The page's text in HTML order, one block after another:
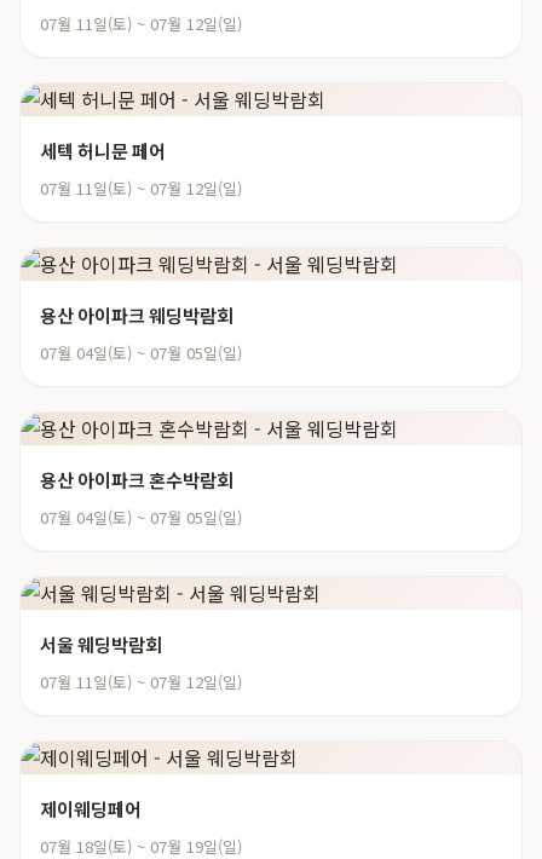
07월 11일(토) ~ 07월 12일(일)
세텍 허니문 페어
07월 11일(토) ~ 07월 12일(일)
용산 아이파크 웨딩박람회
07월 04일(토) ~ 07월 05일(일)
용산 아이파크 혼수박람회
07월 04일(토) ~ 07월 05일(일)
서울 웨딩박람회
07월 11일(토) ~ 07월 12일(일)
제이웨딩페어
07월 18일(토) ~ 07월 19일(일)